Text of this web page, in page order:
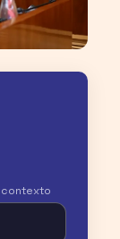
contexto